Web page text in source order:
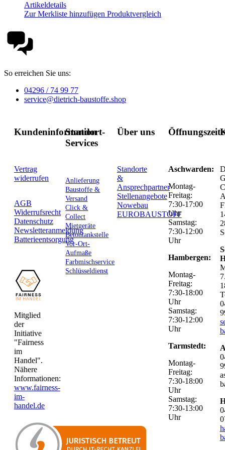
Artikeldetails
Zur Merkliste hinzufügen Produktvergleich
So erreichen Sie uns:
04296 / 74 99 77
service@dietrich-baustoffe.shop
Kundeninformation
Vertrag
widerrufen
AGB
Widerrufsrecht
Datenschutz
Newsletteranmeldung
Batterieentsorgung
Mitglied
der
Initiative
"Fairness
im
Handel".
Nähere
Informationen:
www.fairness-
im-
handel.de
Standort-
Services
Anlieferung
Baustoffe &
Versand
Click &
Collect
Mietgeräte
Betontankstelle
Vor-Ort-
Aufmaße
Farbmischservice
Schlüsseldienst
Über uns
Standorte
&
Ansprechpartner
Stellenangebote
Nowebau
EUROBAUSTOFF
Aschwarden:
Montag-
Freitag:
7:30-17:00
Uhr
Samstag:
7:30-12:00
Uhr
Hambergen:
Montag-
Freitag:
7:30-18:00
Uhr
Samstag:
7:30-12:00
Uhr
Tarmstedt:
Montag-
Freitag:
7:30-18:00
Uhr
Samstag:
7:30-13:00
Uhr